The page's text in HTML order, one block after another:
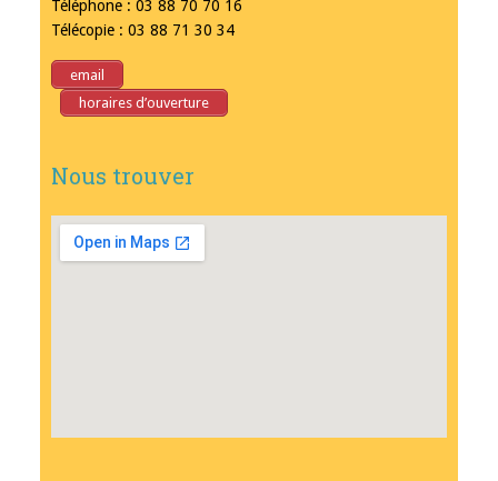
Téléphone : 03 88 70 70 16
Télécopie : 03 88 71 30 34
email
horaires d’ouverture
Nous trouver